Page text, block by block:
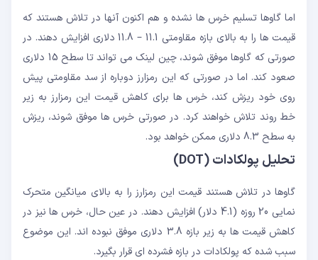
اما گاوها تسلیم خرس ها نشده و هم اکنون آنها در تلاش هستند که
قیمت ها را به بالای بازه مقاومتی 11.1 – 11.8 دلاری افزایش دهند. در
صورتی که گاوها موفق شوند، چین لینک می تواند تا سطح 15 دلاری
صعود کند. اما در صورتی که این رمزارز دوباره از سد مقاومتی پیش
روی خود ریزش کند، خرس ها برای کاهش قیمت این رمزارز به زیر
خط روند تلاش خواهند کرد. در صورتی خرس ها موفق شوند، ریزش
به سطح 8.3 دلاری ممکن خواهد بود.
تحلیل پولکادات (DOT)
گاوها در تلاش هستند قیمت این رمزارز را به بالای میانگین متحرک
نمایی 20 روزه (4.1 دلار) افزایش دهند. در عین حال، خرس ها نیز در
کاهش قیمت ها به زیر بازه 3.8 دلاری موفق نبوده اند. این موضوع
سبب شده که پولکادات در بازه فشرده ای قرار بگیرد.